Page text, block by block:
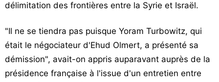
délimitation des frontières entre la Syrie et Israël.
"Il ne se tiendra pas puisque Yoram Turbowitz, qui
était le négociateur d'Ehud Olmert, a présenté sa
démission", avait-on appris auparavant auprès de la
présidence française à l'issue d'un entretien entre